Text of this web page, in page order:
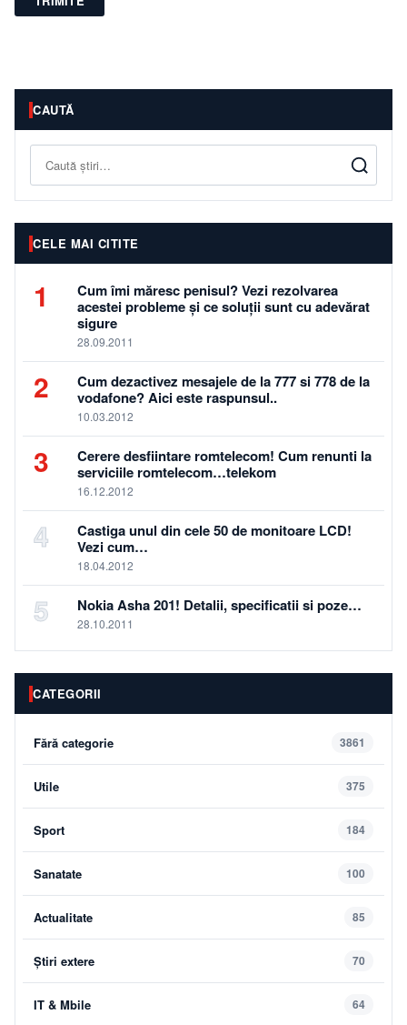
CAUTĂ
Caută
CELE MAI CITITE
1
Cum îmi măresc penisul? Vezi rezolvarea
acestei probleme și ce soluții sunt cu adevărat
sigure
28.09.2011
2
Cum dezactivez mesajele de la 777 si 778 de la
vodafone? Aici este raspunsul..
10.03.2012
3
Cerere desfiintare romtelecom! Cum renunti la
serviciile romtelecom…telekom
16.12.2012
4
Castiga unul din cele 50 de monitoare LCD!
Vezi cum…
18.04.2012
5 Nokia Asha 201! Detalii, specificatii si poze…
28.10.2011
CATEGORII
Fără categorie 3861
Utile 375
Sport 184
Sanatate 100
Actualitate 85
Știri extere 70
IT & Mbile 64